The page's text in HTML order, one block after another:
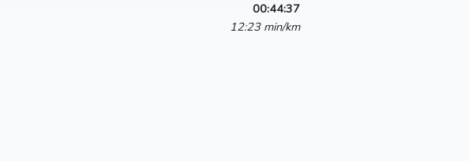
00:44:37
12:23 min/km